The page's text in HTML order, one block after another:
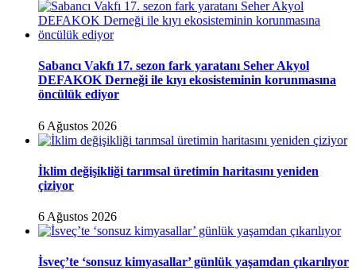
Sabancı Vakfı 17. sezon fark yaratanı Seher Akyol
DEFAKOK Derneği ile kıyı ekosisteminin korunmasına
öncülük ediyor
6 Ağustos 2026
İklim değişikliği tarımsal üretimin haritasını yeniden
çiziyor
6 Ağustos 2026
İsveç’te ‘sonsuz kimyasallar’ günlük yaşamdan çıkarılıyor